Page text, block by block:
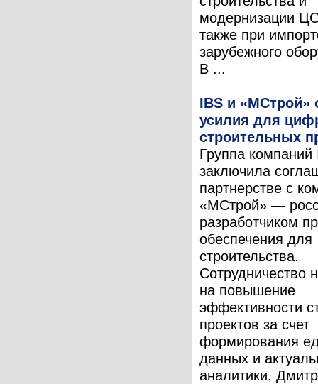
модернизации
также при
зарубежного
В ...
IBS и «МСтрой»
усилия для
строительных
Группа компаний
заключила
партнерстве с
«МСтрой» —
разработчиком
обеспечения для
строительства.
Сотрудничество
на повышение
эффективности
проектов за счет
формирования
данных и
аналитики.